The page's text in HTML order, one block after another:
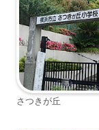
さつきが丘